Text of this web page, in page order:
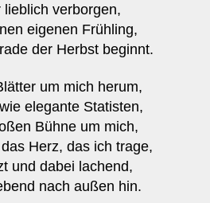
lieblich verborgen,
eigenen Frühling,
der Herbst beginnt.
um mich herum,
elegante Statisten,
Bühne um mich,
Herz, das ich trage,
und dabei lachend,
nach außen hin.